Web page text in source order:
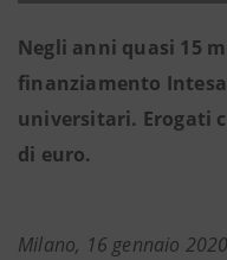
Negli anni quasi 15
finanziamento
universitari. Erogati
di euro.
Milano, 16 gennaio 2020